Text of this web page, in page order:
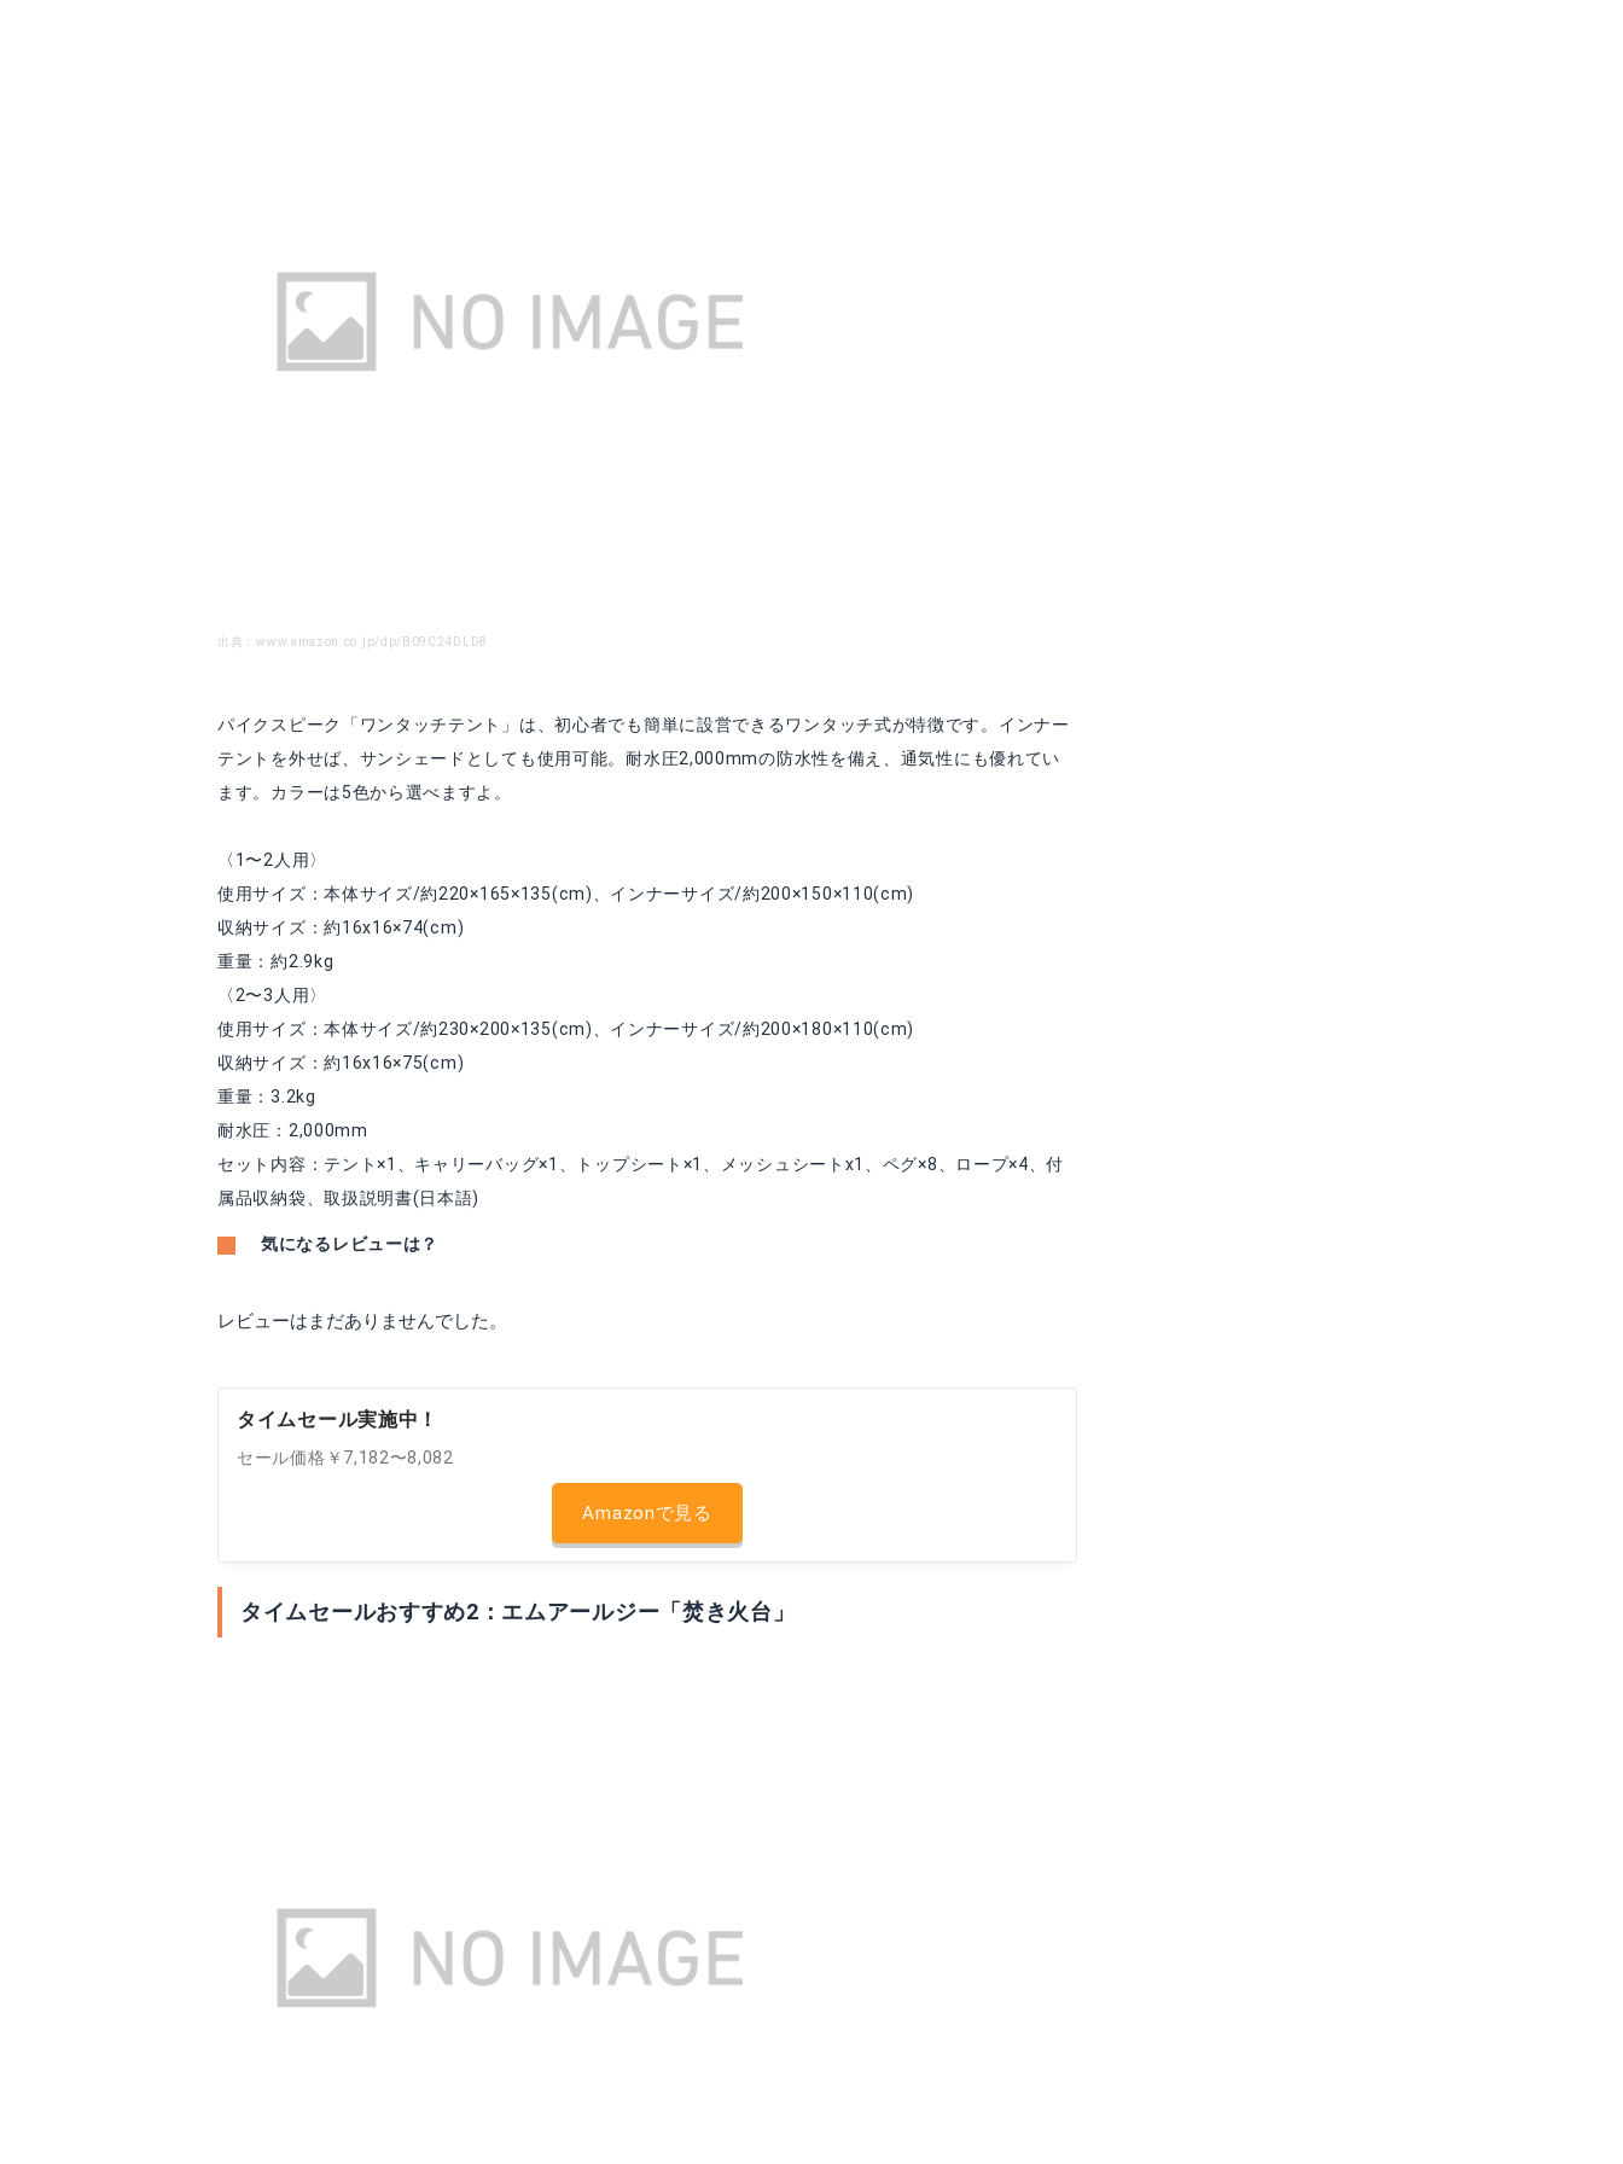
出典：www.amazon.co.jp/dp/B09C24DLD8
パイクスピーク「ワンタッチテント」は、初心者でも簡単に設営できるワンタッチ式が特徴です。インナー
テントを外せば、サンシェードとしても使用可能。耐水圧2,000mmの防水性を備え、通気性にも優れてい
ます。カラーは5色から選べますよ。
〈1〜2人用〉
使用サイズ：本体サイズ/約220×165×135(cm)、インナーサイズ/約200×150×110(cm)
収納サイズ：約16x16×74(cm)
重量：約2.9kg
〈2〜3人用〉
使用サイズ：本体サイズ/約230×200×135(cm)、インナーサイズ/約200×180×110(cm)
収納サイズ：約16x16×75(cm)
重量：3.2kg
耐水圧：2,000mm
セット内容：テント×1、キャリーバッグ×1、トップシート×1、メッシュシートx1、ペグ×8、ロープ×4、付
属品収納袋、取扱説明書(日本語)
気になるレビューは？
レビューはまだありませんでした。
タイムセール実施中！
セール価格￥7,182〜8,082
Amazonで見る
タイムセールおすすめ2：エムアールジー「焚き火台」